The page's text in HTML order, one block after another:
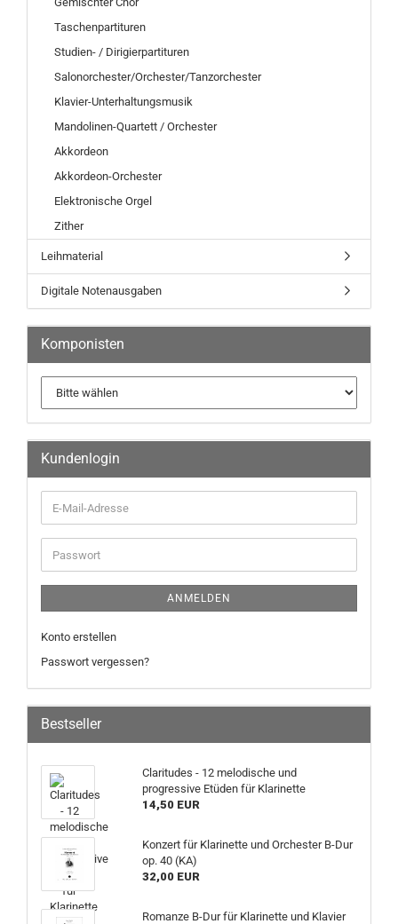
Taschenpartituren
Studien- / Dirigierpartituren
Salonorchester/Orchester/Tanzorchester
Klavier-Unterhaltungsmusik
Mandolinen-Quartett / Orchester
Akkordeon
Akkordeon-Orchester
Elektronische Orgel
Zither
Leihmaterial
Digitale Notenausgaben
Komponisten
Kundenlogin
ANMELDEN
Konto erstellen
Passwort vergessen?
Bestseller
Claritudes - 12 melodische und
progressive Etüden für Klarinette
14,50 EUR
Konzert für Klarinette und Orchester B-Dur
op. 40 (KA)
32,00 EUR
Romanze B-Dur für Klarinette und Klavier